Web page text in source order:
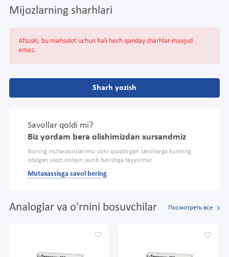
Mijozlarning sharhlari
Afsuski, bu mahsulot uchun hali hech qanday sharhlar mavjud
emas.
Sharh yozish
Savollar qoldi mi?
Biz yordam bera olishimizdan xursandmiz
Bizning mutaxassislarimiz sizni qiziqtirgan savollarga kunning
istalgan vaqti onlayn javob berishga tayyormiz.
Mutaxassisga savol bering
Analoglar va o'rnini bosuvchilar Посмотреть все